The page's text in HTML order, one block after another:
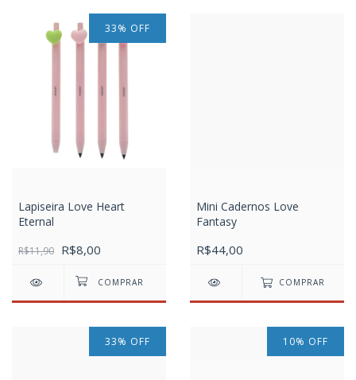
33% OFF
Lapiseira Love Heart
Eternal
R$11,90 R$8,00
Mini Cadernos Love
Fantasy
R$44,00
COMPRAR
33% OFF 10% OFF